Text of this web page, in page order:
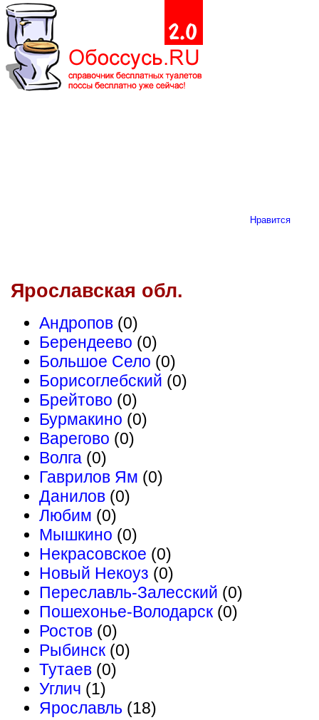
Нравится
Ярославская обл.
Андропов (0)
Берендеево (0)
Большое Село (0)
Борисоглебский (0)
Брейтово (0)
Бурмакино (0)
Варегово (0)
Волга (0)
Гаврилов Ям (0)
Данилов (0)
Любим (0)
Мышкино (0)
Некрасовское (0)
Новый Некоуз (0)
Переславль-Залесский (0)
Пошехонье-Володарск (0)
Ростов (0)
Рыбинск (0)
Тутаев (0)
Углич (1)
Ярославль (18)